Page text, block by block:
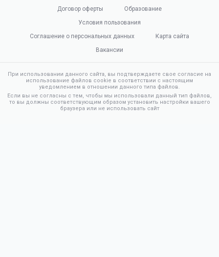
Договор оферты
Образование
Условия пользования
Соглашение о персональных данных
Карта сайта
Вакансии
При использовании данного сайта, вы подтверждаете свое согласие на
использование файлов cookie в соответствии с настоящим
уведомлением в отношении данного типа файлов.
Если вы не согласны с тем, чтобы мы использовали данный тип файлов,
то вы должны соответствующим образом установить настройки вашего
браузера или не использовать сайт